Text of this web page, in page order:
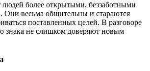
людей более открытыми, беззаботными
весьма общительны и стараются
поставленных целей. В разговоре
знака не слишком доверяют новым